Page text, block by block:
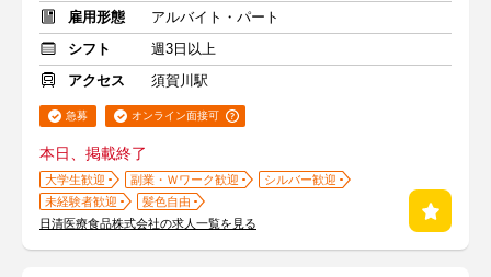
雇用形態
アルバイト・パート
シフト
週3日以上
アクセス
須賀川駅
急募 オンライン面接可
本日、掲載終了
大学生歓迎 副業・Ｗワーク歓迎
シルバー歓迎
未経験者歓迎
髪色自由
日清医療食品株式会社の求人一覧を見る